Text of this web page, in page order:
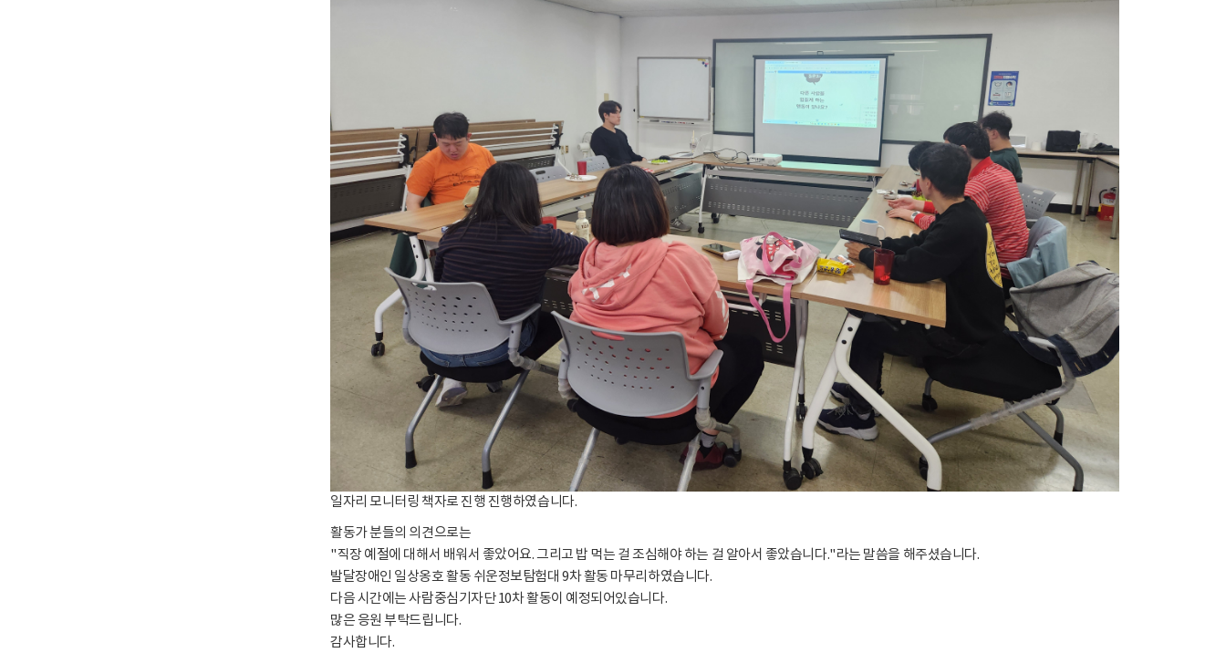
일자리 모니터링 책자로 진행 진행하였습니다.
활동가 분들의 의견으로는
"직장 예절에 대해서 배워서 좋았어요. 그리고 밥 먹는 걸 조심해야 하는 걸 알아서 좋았습니다."라는 말씀을 해주셨습니다.
발달장애인 일상옹호 활동 쉬운정보탐험대 9차 활동 마무리하였습니다.
다음 시간에는 사람중심기자단 10차 활동이 예정되어있습니다.
많은 응원 부탁드립니다.
감사합니다.